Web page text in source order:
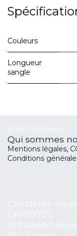
Couleurs
Longueur
sangle
Qui sommes
Mentions légales,
Conditions